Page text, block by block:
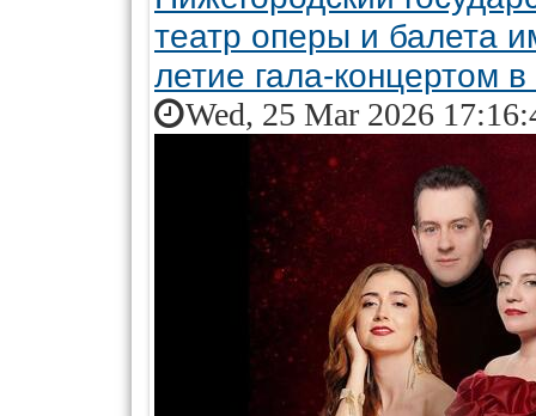
театр оперы и балета
летие гала-концертом
Wed, 25 Mar 2026